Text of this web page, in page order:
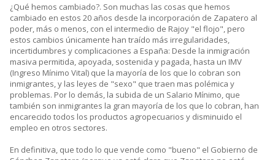
¿Qué hemos cambiado?. Son muchas las cosas que hemos
cambiado en estos 20 años desde la incorporación de Zapatero al
poder, más o menos, con el intermedio de Rajoy "el flojo", pero
estos cambios únicamente han traído más irregularidades,
incertidumbres y complicaciones a España: Desde la inmigración
masiva permitida, apoyada, sostenida y pagada, hasta un IMV
(Ingreso Mínimo Vital) que la mayoría de los que lo cobran son
inmigrantes, y las leyes de "sexo" que traen mas polémica y
problemas. Por lo demás, la subida de un Salario Mínimo, que
también son inmigrantes la gran mayoría de los que lo cobran, han
encarecido todos los productos agropecuarios y disminuido el
empleo en otros sectores.
En definitiva, que todo lo que vende como "bueno" el Gobierno de